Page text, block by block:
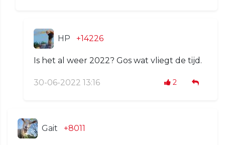
HP +14226
Is het al weer 2022? Gos wat vliegt de tijd.
30-06-2022 13:16 2
Gait +8011